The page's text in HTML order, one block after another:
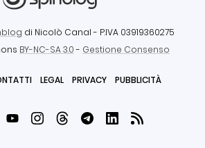
di Nicolò Canal - P.IVA 03919360275
BY-NC-SA 3.0- Gestione Consenso
LEGAL PRIVACY PUBBLICITÀ